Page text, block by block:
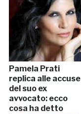
Pamela Prati
replica alle accuse
del suo ex
avvocato: ecco
cosa ha detto